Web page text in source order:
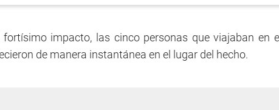
fortísimo impacto, las cinco personas que viajaban en
de manera instantánea en el lugar del hecho.